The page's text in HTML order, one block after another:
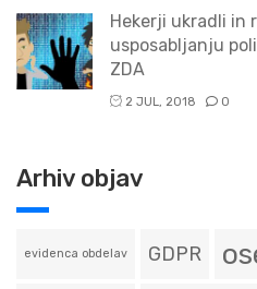
Hekerji ukradli in
usposabljanju
ZDA
2 JUL, 2018 0
Arhiv objav
evidenca obdelav GDPR